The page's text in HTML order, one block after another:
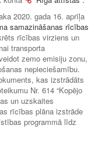
2020. gada 16. aprīļa
samazināšanas rīcības
rīcības virziens un
transporta
zemo emisiju zonu,
nepieciešamību.
kas izstrādāts
Nr. 614 “Kopējo
un uzskaites
rīcības plāna izstrāde
programmā līdz